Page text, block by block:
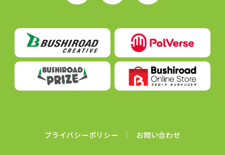
a
m
k
プライバシーポリシー お問い合わせ